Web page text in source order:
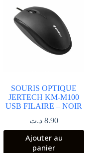
SOURIS OPTIQUE
JERTECH KM-M100
USB FILAIRE – NOIR
8.90 د.ت
Ajouter au
panier